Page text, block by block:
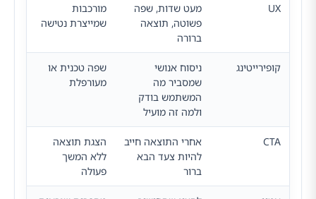
UX
מעט שדות, שפה
פשוטה, תוצאה
ברורה
מורכבות
שמייצרת נטישה
קופירייטינג
ניסוח אנושי
שמסביר מה
המשתמש בודק
ולמה זה מועיל
שפה טכנית או
מעורפלת
CTA
אחרי התוצאה חייב
להיות צעד הבא
ברור
הצגת תוצאה
ללא המשך
פעולה